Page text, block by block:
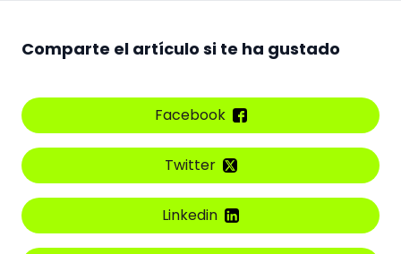
Comparte el artículo si te ha gustado
Facebook
Twitter
Linkedin